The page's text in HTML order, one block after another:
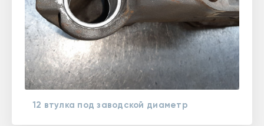
12 втулка под заводской диаметр